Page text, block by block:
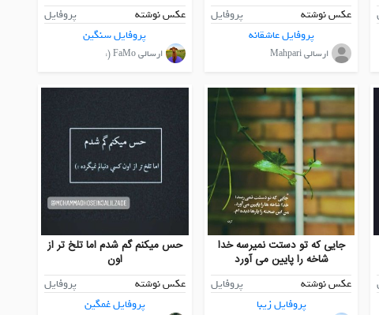
عکس نوشته
پروفایل
پروفایل عاشقانه
ارسالی Mahpari
عکس نوشته
پروفایل
پروفایل سنگین
ارسالی FaMo (:
جایی که تو دستت نمیرسه خدا
شاخه را پایین می آورد
عکس نوشته
پروفایل
پروفایل زیبا
حس میکنم گم شدم اما تلخ تر از
اون
عکس نوشته
پروفایل
پروفایل غمگین